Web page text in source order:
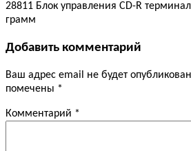
28811 Блок управления CD-R
грамм
Добавить комментарий
Ваш адрес email не будет
помечены *
Комментарий *